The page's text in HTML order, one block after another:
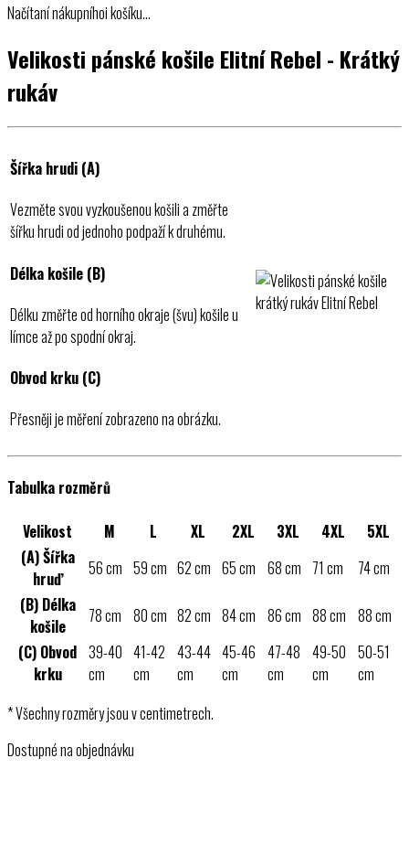
Načítaní nákupníhoi košíku…
Velikosti pánské košile Elitní Rebel - Krátký
rukáv
Šířka hrudi (A)
Vezměte svou vyzkoušenou košili a změřte
šířku hrudi od jednoho podpaží k druhému.
Délka košile (B)
Délku změřte od horního okraje (švu) košile u
límce až po spodní okraj.
Obvod krku (C)
Přesněji je měření zobrazeno na obrázku.
Tabulka rozměrů
Velikost M L XL 2XL 3XL 4XL
5XL
(A) Šířka
hruď
56 cm 59 cm 62 cm 65 cm 68 cm 71 cm
74 cm
(B) Délka
košile
78 cm 80 cm 82 cm 84 cm 86 cm 88 cm 88 cm
(C) Obvod
krku
39-40
cm
41-42
cm
43-44
cm
45-46
cm
47-48
cm
49-50
cm
50-51
cm
* Všechny rozměry jsou v centimetrech.
Dostupné na objednávku